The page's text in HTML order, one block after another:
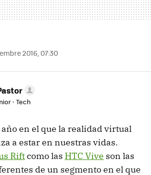
2016, 07:30
- Tech
año en el que la realidad virtual
a estar en nuestras vidas.
Riftcomo las HTC Vive son las
de un segmento en el que